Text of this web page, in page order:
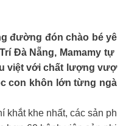
đường đón chào bé yê
Đà Nẵng, Mamamy tự
việt với chất lượng vượ
con khôn lớn từng ngà
khe nhất, các sản ph